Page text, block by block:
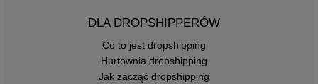
DLA DROPSHIPPERÓW
Co to jest dropshipping
Hurtownia dropshipping
Jak zacząć dropshipping